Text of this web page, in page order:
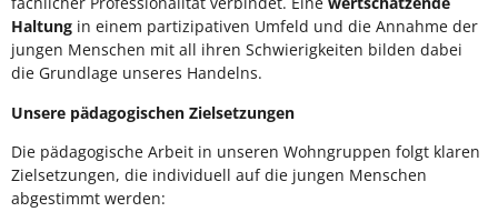
Haltung in einem partizipativen Umfeld und die Annahme der
jungen Menschen mit all ihren Schwierigkeiten bilden dabei
die Grundlage unseres Handelns.
Unsere pädagogischen Zielsetzungen
Die pädagogische Arbeit in unseren Wohngruppen folgt klaren
Zielsetzungen, die individuell auf die jungen Menschen
abgestimmt werden: